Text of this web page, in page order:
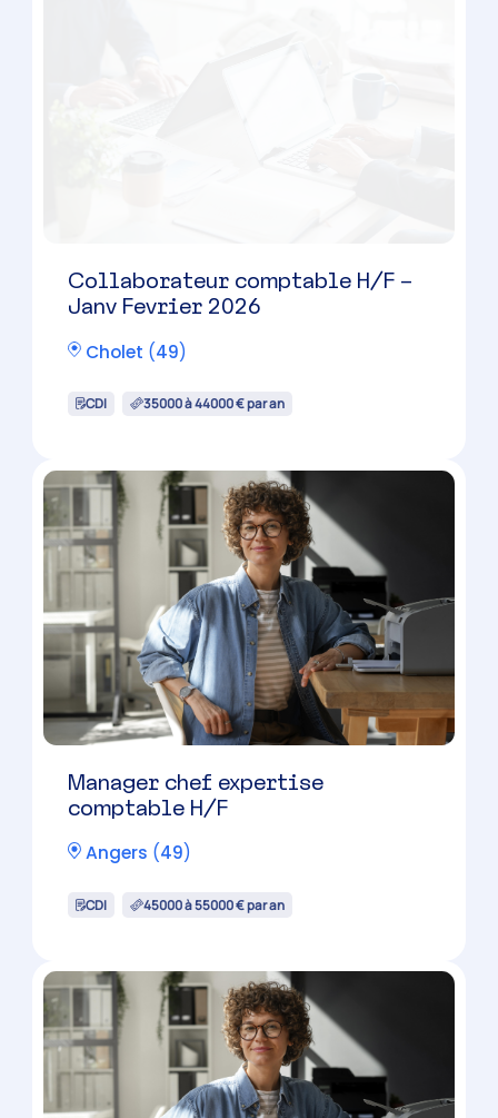
Collaborateur comptable H/F –
Janv Fevrier 2026
Cholet (49)
CDI 35000 à 44000 € par an
Manager chef expertise
comptable H/F
Angers (49)
CDI 45000 à 55000 € par an